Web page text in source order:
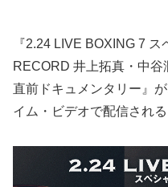
『2.24 LIVE BOXING 7
RECORD 井上拓真・中
直前ドキュメンタリー』
イム・ビデオで配信される